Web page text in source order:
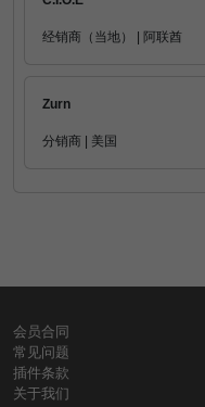
经销商（当地） | 阿联酋
Zurn
分销商 | 美国
会员合同
常见问题
插件条款
关于我们